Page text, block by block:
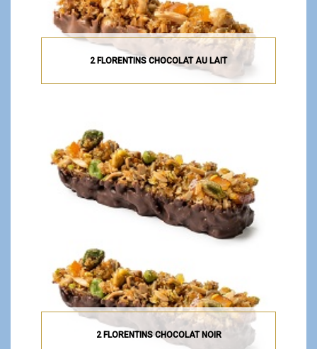
2 FLORENTINS CHOCOLAT AU LAIT
2 FLORENTINS CHOCOLAT NOIR